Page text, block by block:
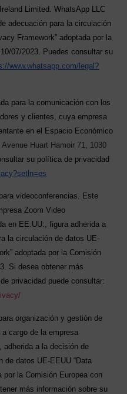
Limited. WhatsApp LLC
adecuación para la circulación
Framework” adoptada por la
07/2023. Puedes consultar su
www.whatsapp.com/legal?
para la comunicación con los
y clientes, cuya empresa
en el Espacio Económico
Avenue Huart Hamoir 71, 1030
su política de privacidad
videoconferencias. Este
Zoom Video
en EE.UU:, figura adherida a
la circulación de datos UE-
adoptada por la Comisión
Si desea obtener más
privacidad puede consultar:
organización y gestión de
cargo de la empresa
a la decisión de
de datos UE-EEUU “Data
por la Comisión Europea con
más información sobre su